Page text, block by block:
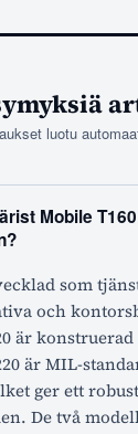
luotu
Mobile
som
och
är
är MIL-
ger ett
De två